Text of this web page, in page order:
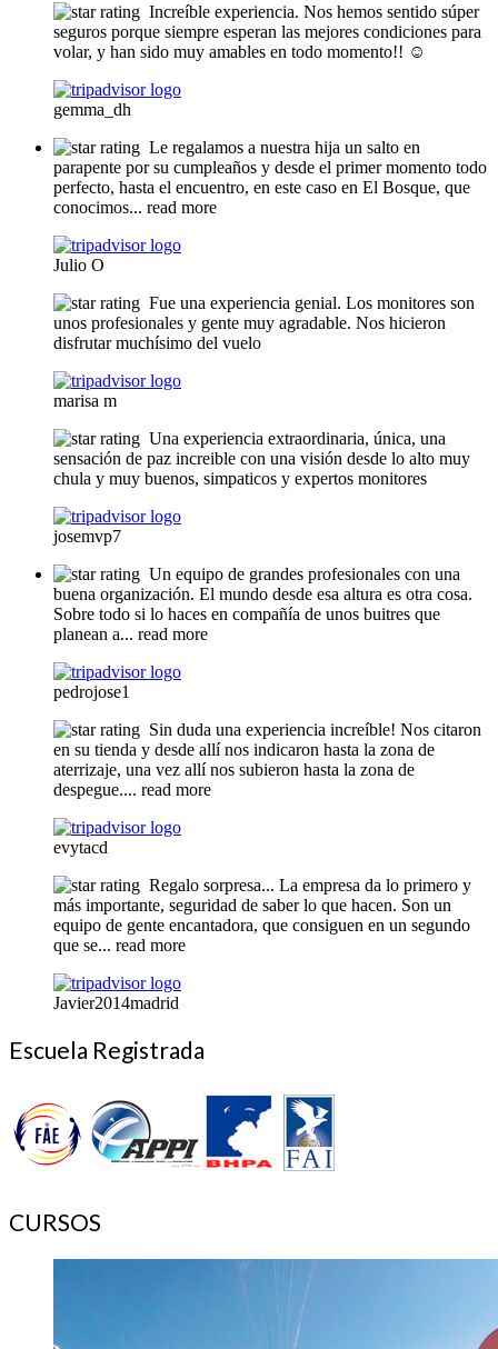
Increíble experiencia. Nos hemos sentido súper
seguros porque siempre esperan las mejores condiciones para
volar, y han sido muy amables en todo momento!! ☺️
gemma_dh
Le regalamos a nuestra hija un salto en
parapente por su cumpleaños y desde el primer momento todo
perfecto, hasta el encuentro, en este caso en El Bosque, que
conocimos... read more
Julio O
Fue una experiencia genial. Los monitores son
unos profesionales y gente muy agradable. Nos hicieron
disfrutar muchísimo del vuelo
marisa m
Una experiencia extraordinaria, única, una
sensación de paz increible con una visión desde lo alto muy
chula y muy buenos, simpaticos y expertos monitores
josemvp7
Un equipo de grandes profesionales con una
buena organización. El mundo desde esa altura es otra cosa.
Sobre todo si lo haces en compañía de unos buitres que
planean a... read more
pedrojose1
Sin duda una experiencia increíble! Nos citaron
en su tienda y desde allí nos indicaron hasta la zona de
aterrizaje, una vez allí nos subieron hasta la zona de
despegue.... read more
evytacd
Regalo sorpresa... La empresa da lo primero y
más importante, seguridad de saber lo que hacen. Son un
equipo de gente encantadora, que consiguen en un segundo
que se... read more
Javier2014madrid
Escuela Registrada
CURSOS